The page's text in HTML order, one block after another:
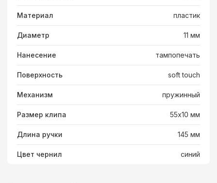
Материал пластик
Диаметр 11 мм
Нанесение тампопечать
Поверхность soft touch
Механизм пружинный
Размер клипа 55х10 мм
Длина ручки 145 мм
Цвет чернил синий